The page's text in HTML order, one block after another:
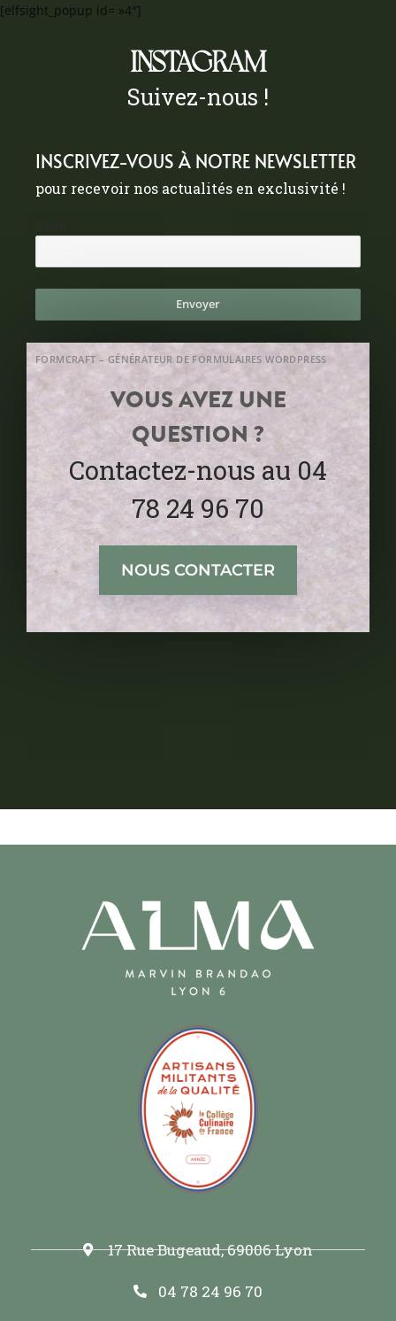
[elfsight_popup id= »4″]
INSTAGRAM
Suivez-nous !
INSCRIVEZ-VOUS À NOTRE NEWSLETTER
pour recevoir nos actualités en exclusivité !
Envoyer
FORMCRAFT – GÉNÉRATEUR DE FORMULAIRES WORDPRESS
VOUS AVEZ UNE
QUESTION ?
Contactez-nous au 04
78 24 96 70
NOUS CONTACTER
17 Rue Bugeaud, 69006 Lyon
04 78 24 96 70